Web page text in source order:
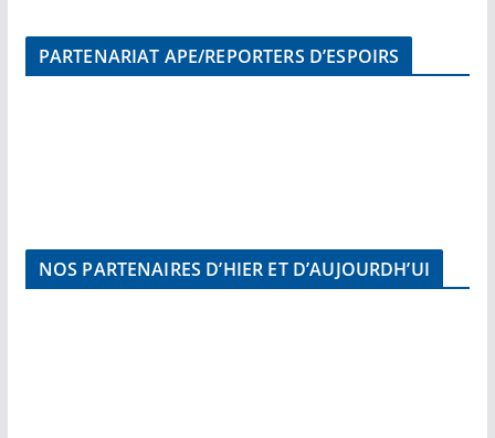
PARTENARIAT APE/REPORTERS D’ESPOIRS
NOS PARTENAIRES D’HIER ET D’AUJOURDH’UI